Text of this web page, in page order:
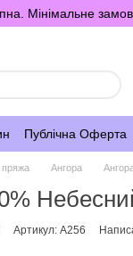
Мінімальне
Публічна Оферта
пряжа Ангора
Артикул: A256